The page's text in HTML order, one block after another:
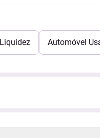
Liquidez
Automóvel